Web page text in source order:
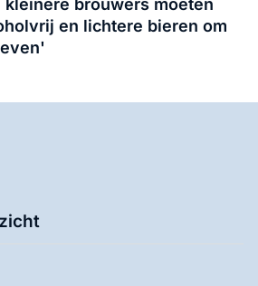
kleinere brouwers moeten
en lichtere bieren om